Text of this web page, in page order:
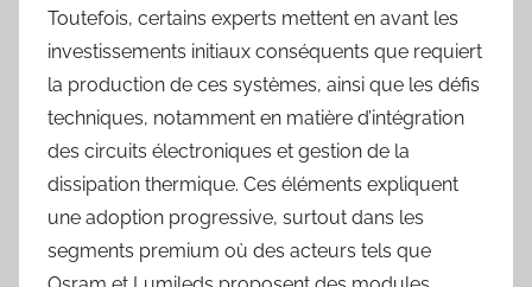
Toutefois, certains experts mettent en avant les
investissements initiaux conséquents que requiert
la production de ces systèmes, ainsi que les défis
techniques, notamment en matière d’intégration
des circuits électroniques et gestion de la
dissipation thermique. Ces éléments expliquent
une adoption progressive, surtout dans les
segments premium où des acteurs tels que